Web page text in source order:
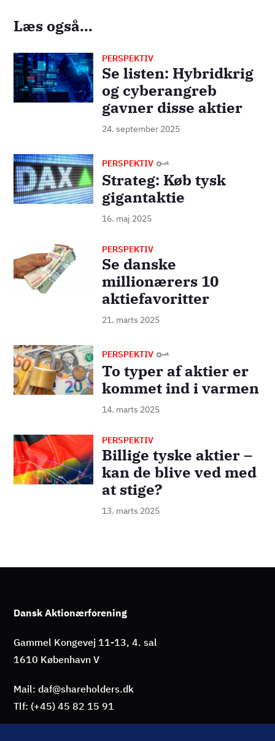
Læs også...
Billede PERSPEKTIV
Se listen: Hybridkrig
og cyberangreb
gavner disse aktier
24. september 2025
Billede PERSPEKTIV
Strateg: Køb tysk
gigantaktie
16. maj 2025
Billede PERSPEKTIV
Se danske
millionærers 10
aktiefavoritter
21. marts 2025
Billede PERSPEKTIV
To typer af aktier er
kommet ind i varmen
14. marts 2025
Billede PERSPEKTIV
Billige tyske aktier –
kan de blive ved med
at stige?
13. marts 2025
Dansk Aktionærforening
Gammel Kongevej 11-13, 4. sal
1610 København V
Mail: daf@shareholders.dk
Tlf: (+45) 45 82 15 91